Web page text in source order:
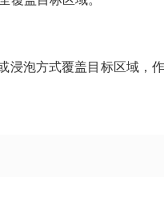
浸泡方式覆盖目标区域，